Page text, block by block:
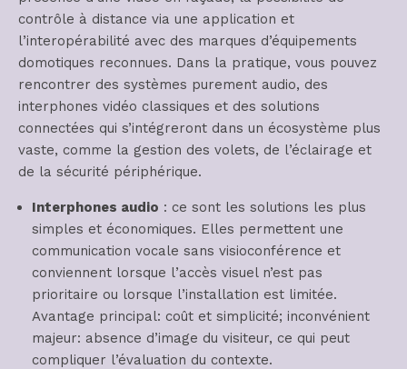
contrôle à distance via une application et
l’interopérabilité avec des marques d’équipements
domotiques reconnues. Dans la pratique, vous pouvez
rencontrer des systèmes purement audio, des
interphones vidéo classiques et des solutions
connectées qui s’intégreront dans un écosystème plus
vaste, comme la gestion des volets, de l’éclairage et
de la sécurité périphérique.
Interphones audio : ce sont les solutions les plus
simples et économiques. Elles permettent une
communication vocale sans visioconférence et
conviennent lorsque l’accès visuel n’est pas
prioritaire ou lorsque l’installation est limitée.
Avantage principal: coût et simplicité; inconvénient
majeur: absence d’image du visiteur, ce qui peut
compliquer l’évaluation du contexte.